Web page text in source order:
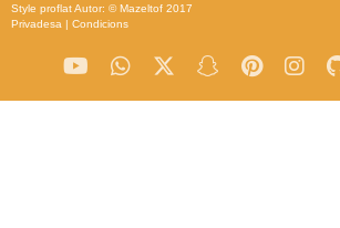
Style proflatAutor: ©Mazeltof 2017
Privadesa | Condicions